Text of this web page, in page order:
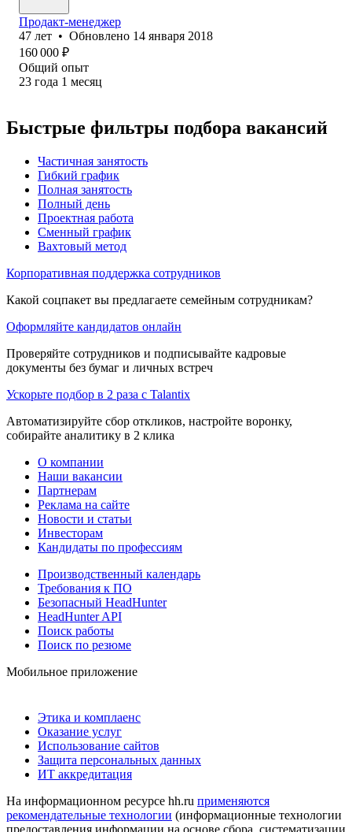
Продакт-менеджер
47 лет • Обновлено 14 января 2018
160 000 ₽
Общий опыт
23 года 1 месяц
Быстрые фильтры подбора вакансий
Частичная занятость
Гибкий график
Полная занятость
Полный день
Проектная работа
Сменный график
Вахтовый метод
Корпоративная поддержка сотрудников
Какой соцпакет вы предлагаете семейным сотрудникам?
Оформляйте кандидатов онлайн
Проверяйте сотрудников и подписывайте кадровые
документы без бумаг и личных встреч
Ускорьте подбор в 2 раза с Talantix
Автоматизируйте сбор откликов, настройте воронку,
собирайте аналитику в 2 клика
О компании
Наши вакансии
Партнерам
Реклама на сайте
Новости и статьи
Инвесторам
Кандидаты по профессиям
Производственный календарь
Требования к ПО
Безопасный HeadHunter
HeadHunter API
Поиск работы
Поиск по резюме
Мобильное приложение
Этика и комплаенс
Оказание услуг
Использование сайтов
Защита персональных данных
ИТ аккредитация
На информационном ресурсе hh.ru применяются
рекомендательные технологии (информационные технологии
предоставления информации на основе сбора, систематизации